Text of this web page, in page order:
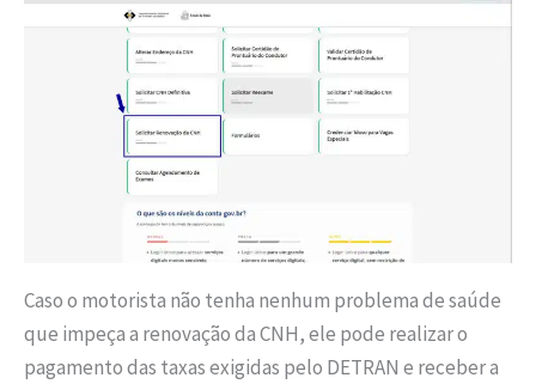
Caso o motorista não tenha nenhum problema de saúde
que impeça a renovação da CNH, ele pode realizar o
pagamento das taxas exigidas pelo DETRAN e receber a